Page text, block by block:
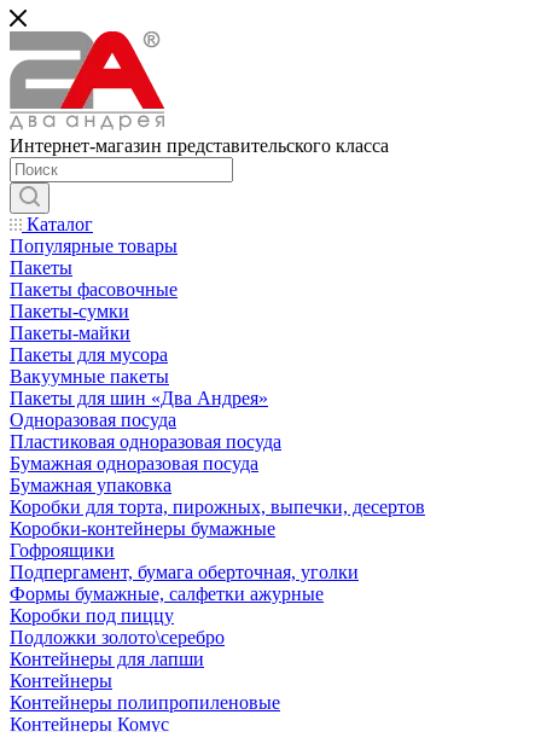
Интернет-магазин представительского класса
Каталог
Популярные товары
Пакеты
Пакеты фасовочные
Пакеты-сумки
Пакеты-майки
Пакеты для мусора
Вакуумные пакеты
Пакеты для шин «Два Андрея»
Одноразовая посуда
Пластиковая одноразовая посуда
Бумажная одноразовая посуда
Бумажная упаковка
Коробки для торта, пирожных, выпечки, десертов
Коробки-контейнеры бумажные
Гофроящики
Подпергамент, бумага оберточная, уголки
Формы бумажные, салфетки ажурные
Коробки под пиццу
Подложки золото\серебро
Контейнеры для лапши
Контейнеры
Контейнеры полипропиленовые
Контейнеры Комус